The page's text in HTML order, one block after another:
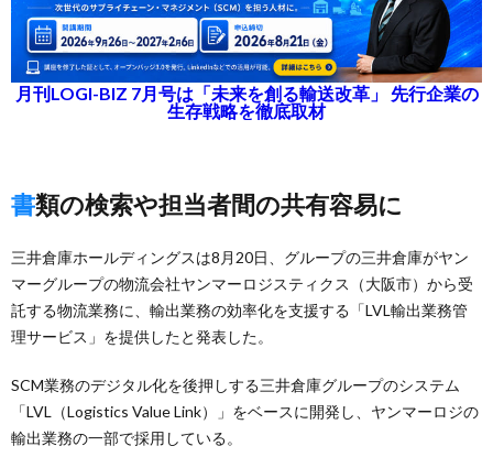
月刊LOGI-BIZ 7月号は「未来を創る輸送改革」 先行企業の
生存戦略を徹底取材
書類の検索や担当者間の共有容易に
三井倉庫ホールディングスは8月20日、グループの三井倉庫がヤン
マーグループの物流会社ヤンマーロジスティクス（大阪市）から受
託する物流業務に、輸出業務の効率化を支援する「LVL輸出業務管
理サービス」を提供したと発表した。
SCM業務のデジタル化を後押しする三井倉庫グループのシステム
「LVL（Logistics Value Link）」をベースに開発し、ヤンマーロジの
輸出業務の一部で採用している。